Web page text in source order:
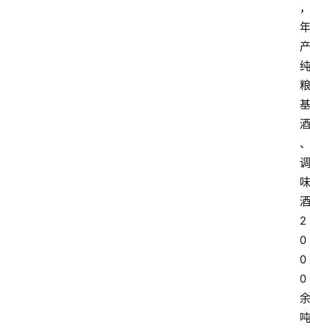
，
年
产
纯
粮
基
酒
、
调
味
酒
2
0
0
0
余
吨